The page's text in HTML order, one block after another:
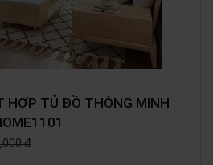
HỢP TỦ ĐỒ THÔNG MINH
đ